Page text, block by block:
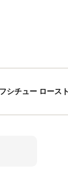
シチュー ロース